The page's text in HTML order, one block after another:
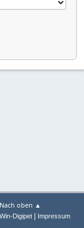
Nach oben ▲
Digipet Impressum